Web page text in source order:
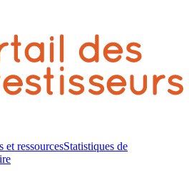
et ressourcesStatistiques de